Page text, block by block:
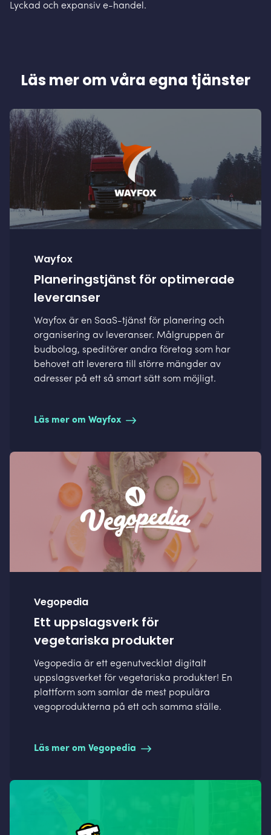
Lyckad och expansiv e-handel.
Läs mer om våra egna tjänster
Wayfox
Planeringstjänst för optimerade
leveranser
Wayfox är en SaaS-tjänst för planering och
organisering av leveranser. Målgruppen är
budbolag, speditörer andra företag som har
behovet att leverera till större mängder av
adresser på ett så smart sätt som möjligt.
Läs mer om Wayfox
Vegopedia
Ett uppslagsverk för
vegetariska produkter
Vegopedia är ett egenutvecklat digitalt
uppslagsverket för vegetariska produkter! En
plattform som samlar de mest populära
vegoprodukterna på ett och samma ställe.
Läs mer om Vegopedia